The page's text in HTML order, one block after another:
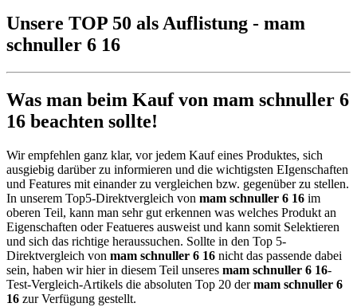
Unsere TOP 50 als Auflistung - mam
schnuller 6 16
Was man beim Kauf von mam schnuller 6
16 beachten sollte!
Wir empfehlen ganz klar, vor jedem Kauf eines Produktes, sich
ausgiebig darüber zu informieren und die wichtigsten EIgenschaften
und Features mit einander zu vergleichen bzw. gegenüber zu stellen.
In unserem Top5-Direktvergleich von mam schnuller 6 16 im
oberen Teil, kann man sehr gut erkennen was welches Produkt an
Eigenschaften oder Featueres ausweist und kann somit Selektieren
und sich das richtige heraussuchen. Sollte in den Top 5-
Direktvergleich von mam schnuller 6 16 nicht das passende dabei
sein, haben wir hier in diesem Teil unseres mam schnuller 6 16-
Test-Vergleich-Artikels die absoluten Top 20 dermam schnuller 6
16 zur Verfügung gestellt.